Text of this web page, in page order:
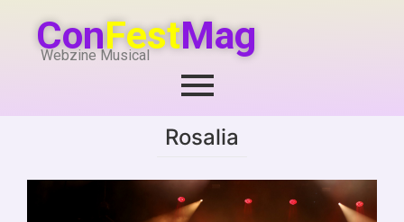
ConFestMag
Webzine Musical
Rosalia